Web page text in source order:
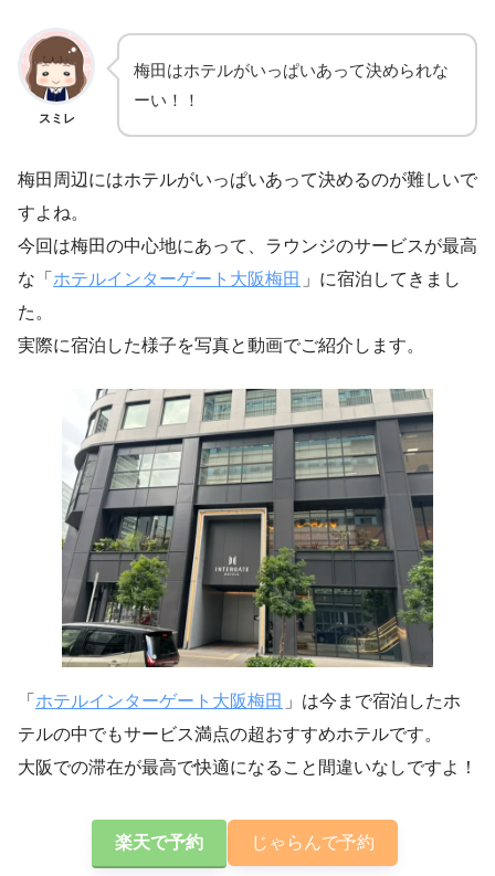
スミレ
梅田はホテルがいっぱいあって決められな
ーい！！
梅田周辺にはホテルがいっぱいあって決めるのが難しいで
すよね。
今回は梅田の中心地にあって、ラウンジのサービスが最高
な「 ホテルインターゲート大阪梅田 」に宿泊してきまし
た。
実際に宿泊した様子を写真と動画でご紹介します。
「 ホテルインターゲート大阪梅田 」は今まで宿泊したホ
テルの中でもサービス満点の超おすすめホテルです。
大阪での滞在が最高で快適になること間違いなしですよ！
楽天で予約 じゃらんで予約